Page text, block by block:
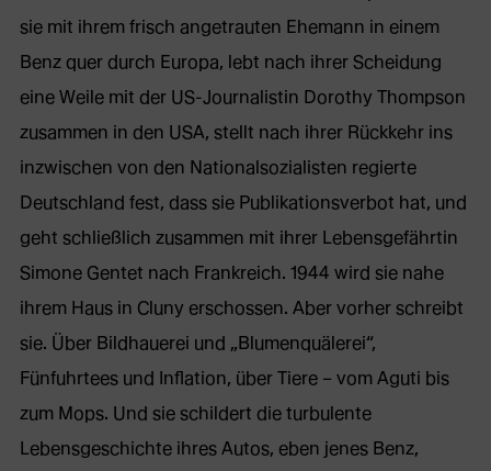
sie mit ihrem frisch angetrauten Ehemann in einem
Benz quer durch Europa, lebt nach ihrer Scheidung
eine Weile mit der US-Journalistin Dorothy Thompson
zusammen in den USA, stellt nach ihrer Rückkehr ins
inzwischen von den Nationalsozialisten regierte
Deutschland fest, dass sie Publikationsverbot hat, und
geht schließlich zusammen mit ihrer Lebensgefährtin
Simone Gentet nach Frankreich. 1944 wird sie nahe
ihrem Haus in Cluny erschossen. Aber vorher schreibt
sie. Über Bildhauerei und „Blumenquälerei“,
Fünfuhrtees und Inflation, über Tiere – vom Aguti bis
zum Mops. Und sie schildert die turbulente
Lebensgeschichte ihres Autos, eben jenes Benz,